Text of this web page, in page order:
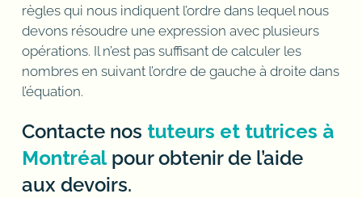
règles qui nous indiquent l’ordre dans lequel nous
devons résoudre une expression avec plusieurs
opérations. Il n’est pas suffisant de calculer les
nombres en suivant l’ordre de gauche à droite dans
l’équation.
Contacte nos tuteurs et tutrices à
Montréalpour obtenir de l’aide
aux devoirs.